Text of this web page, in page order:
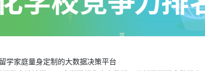
学家庭量身定制的大数据决策平台